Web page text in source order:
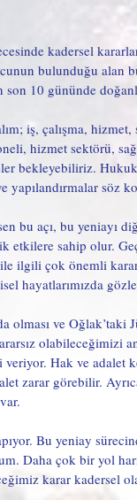
kadersel
bulunduğu alan
10 gününde
iş, çalışma,
hizmet sektörü,
bekleyebiliriz.
yapılandırmalar söz
bu açı, bu yeniayı
sahip olur.
ilgili çok önemli
hayatlarımızda
olması ve Oğlak’taki
olabileceğimizi
Hak ve adalet
zarar görebilir.
Bu yeniay
Daha çok bir yol
karar kadersel